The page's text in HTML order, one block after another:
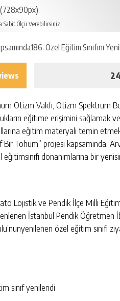
(728x90px)
Sabit Ölçü Verebilirsiniz.
Otizm Vakfı, Otizm Spektrum
eğitime erişimini sağlamak
eğitim materyali temin
Bir Tohum” projesi kapsamında,
eğitimsınıfı donanımlarına bir
Lojistik ve Pendik İlçe Milli
İstanbul Pendik Öğretmen
özel eğitim sınıfı
sınıf yenilendi